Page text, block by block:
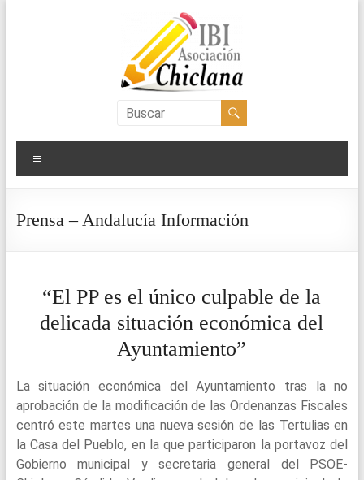
Asociación
IBI
Chiclana
Prensa – Andalucía Información
“El PP es el único culpable de la
delicada situación económica del
Ayuntamiento”
La situación económica del Ayuntamiento tras la no
aprobación de la modificación de las Ordenanzas Fiscales
centró este martes una nueva sesión de las Tertulias en
la Casa del Pueblo, en la que participaron la portavoz del
Gobierno municipal y secretaria general del PSOE-